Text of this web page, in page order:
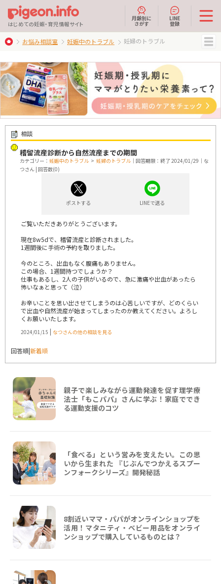
はじめての妊娠・育児情報サイト
月齢別に
さがす
LINE
登録
お悩み相談室 妊娠中のトラブル 妊婦のトラブル
相談
稽留流産診断から自然流産までの期間
カテゴリー： 妊娠中のトラブル > 妊婦のトラブル ｜回答期限：終了 2024/01/29｜な
つさん | 回答数(0)
ポストする LINEで送る
ご覧いただきありがとうございます。
現在8w5dで、稽留流産と診断されました。
1週間後に手術の予約を取りました。
今のところ、出血もなく腹痛もありません。
この場合、1週間持つでしょうか？
仕事もあるし、2人の子供がいるので、急に激痛や出血があったら
怖いなぁと思って（泣）
お辛いことを思い出させてしまうのは心苦しいですが、どのくらい
で出血や自然流産が始まってしまったのか教えてください。よろし
くお願いいたします。
2024/01/15 | なつさんの他の相談を見る
回答順|新着順
親子で楽しみながら運動発達を促す理学療
法士「もこパパ」さんに学ぶ！家庭ででき
る運動支援のコツ
「食べる」という営みを支えたい。この思
いから生まれた 『じぶんでつかえるスプー
ンフォークシリーズ』開発秘話
8割近いママ・パパがオンラインショップを
活用！マタニティ・ベビー用品をオンライ
ンショップで購入しているものとは？